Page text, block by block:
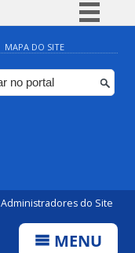
Simplifique!
Comunica BR
Participe
MAPA DO SITE
Administradores do Site
MENU